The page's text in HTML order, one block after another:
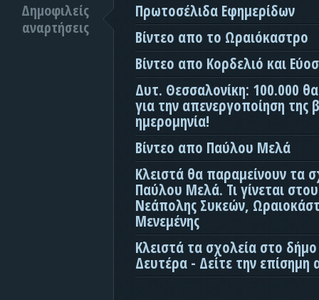
Δημοφιλείς
αναρτήσεις
Πρωτοσέλιδα Εφημερίδων
Βίντεο απο το Ωραιόκαστρο
Βίντεο απο Κορδελιό και
Δυτ. Θεσσαλονίκη: 100.000
για την απενεργοποίηση της
ημερομηνία!
Βίντεο απο Παύλου Μελά
Κλειστά θα παραμείνουν τα
Παύλου Μελά. Τι γίνεται
Νεάπολης Συκεών,
Μενεμένης
Κλειστά τα σχολεία στο
Δευτέρα - Δείτε την επίσημη